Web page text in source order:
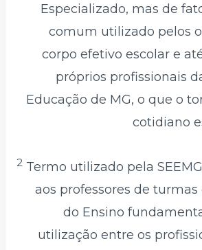
Especializado, mas de
comum utilizado pelos
corpo efetivo escolar e
próprios profissionais
Educação de MG, o que o
cotidiano
2 Termo utilizado pela
aos professores de turmas
do Ensino
utilização entre os